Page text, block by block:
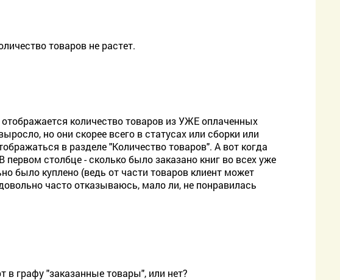
товаров не растет.
количество товаров из УЖЕ оплаченных
но они скорее всего в статусах или сборки или
в разделе "Количество товаров". А вот когда
первом столбце - сколько было заказано книг во всех уже
было куплено (ведь от части товаров клиент может
часто отказываюсь, мало ли, не понравилась
графу "заказанные товары", или нет?